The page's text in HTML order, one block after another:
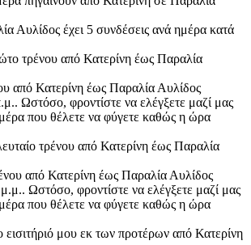
Αυλίδος έχει 5 συνδέσεις ανά ημέρα κατά
τρένου από Κατερίνη έως Παραλία
από Κατερίνη έως Παραλία Αυλίδος
Ωστόσο, φροντίστε να ελέγξετε μαζί μας
που θέλετε να φύγετε καθώς η ώρα
τρένου από Κατερίνη έως Παραλία
από Κατερίνη έως Παραλία Αυλίδος
Ωστόσο, φροντίστε να ελέγξετε μαζί μας
που θέλετε να φύγετε καθώς η ώρα
μου εκ των προτέρων από Κατερίνη